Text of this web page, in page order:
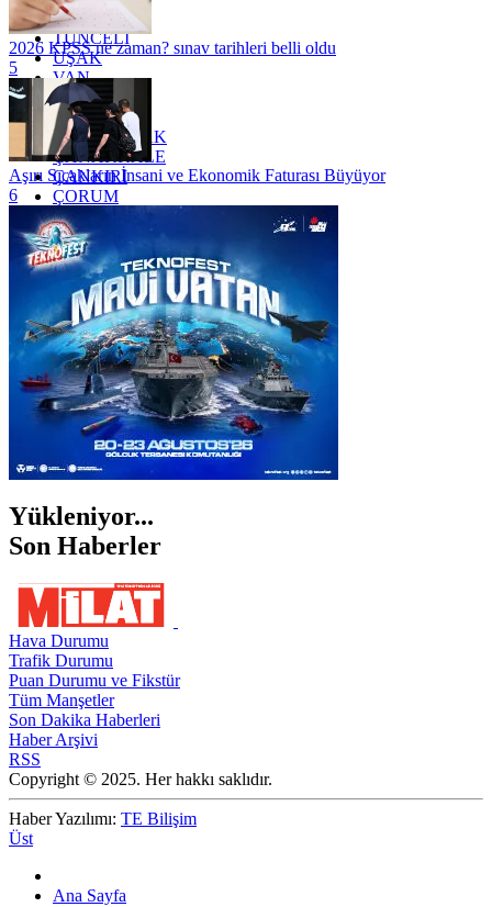
TRABZON
TUNCELİ
UŞAK
VAN
YALOVA
YOZGAT
ZONGULDAK
ÇANAKKALE
ÇANKIRI
ÇORUM
İSTANBUL
İZMİR
ŞANLIURFA
ŞIRNAK
2026 KPSS ne zaman? sınav tarihleri belli oldu
5
Aşırı Sıcakların İnsani ve Ekonomik Faturası Büyüyor
6
Yükleniyor...
Son Haberler
Hava Durumu
Trafik Durumu
Puan Durumu ve Fikstür
Tüm Manşetler
Son Dakika Haberleri
Haber Arşivi
RSS
Copyright © 2025. Her hakkı saklıdır.
Haber Yazılımı: TE Bilişim
Üst
Ana Sayfa